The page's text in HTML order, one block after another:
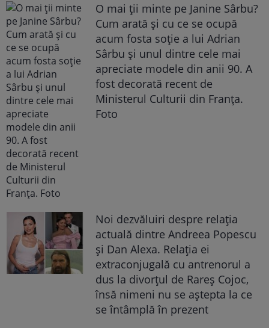
O mai ții minte pe Janine Sârbu?
Cum arată și cu ce se ocupă
acum fosta soție a lui Adrian
Sârbu și unul dintre cele mai
apreciate modele din anii 90. A
fost decorată recent de
Ministerul Culturii din Franța.
Foto
Noi dezvăluiri despre relația
actuală dintre Andreea Popescu
și Dan Alexa. Relația ei
extraconjugală cu antrenorul a
dus la divorțul de Rareș Cojoc,
însă nimeni nu se aștepta la ce
se întâmplă în prezent